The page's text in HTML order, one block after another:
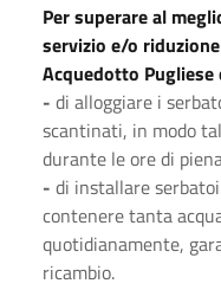
Per superare al
servizio e/o
Acquedotto Pugliese
- di alloggiare i
scantinati, in modo
durante le ore di
- di installare
contenere tanta
quotidianamente,
ricambio.